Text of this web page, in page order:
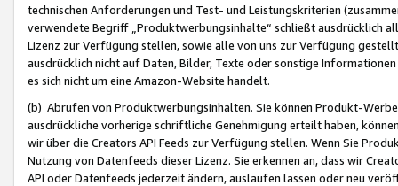
technischen Anforderungen und Test- und Leistungskriterien
verwendete Begriff „Produktwerbungsinhalte“ schließt ausdrücklich
Lizenz zur Verfügung stellen, sowie alle von uns zur Verfügung
ausdrücklich nicht auf Daten, Bilder, Texte oder sonstige
es sich nicht um eine Amazon-Website handelt.
(b) Abrufen von Produktwerbungsinhalten. Sie können Produkt-
ausdrückliche vorherige schriftliche Genehmigung erteilt haben,
wir über die Creators API Feeds zur Verfügung stellen. Wenn Sie
Nutzung von Datenfeeds dieser Lizenz. Sie erkennen an, dass wir
API oder Datenfeeds jederzeit ändern, auslaufen lassen oder neu